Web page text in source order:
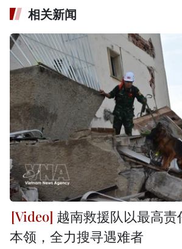
相关新闻
越南救援队以最高责
本领，全力搜寻遇难者